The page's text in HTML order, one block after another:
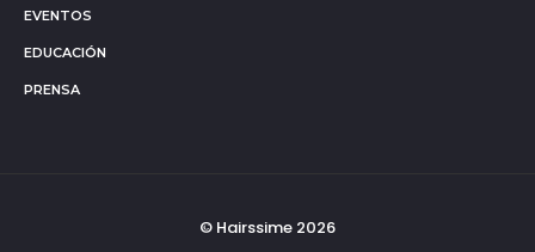
EVENTOS
EDUCACIÓN
PRENSA
© Hairssime 2026